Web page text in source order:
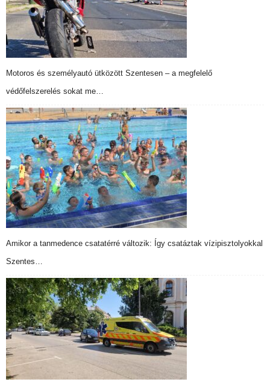
Motoros és személyautó ütközött Szentesen – a megfelelő
védőfelszerelés sokat me…
Amikor a tanmedence csatatérré változik: Így csatáztak vízipisztolyokkal
Szentes…